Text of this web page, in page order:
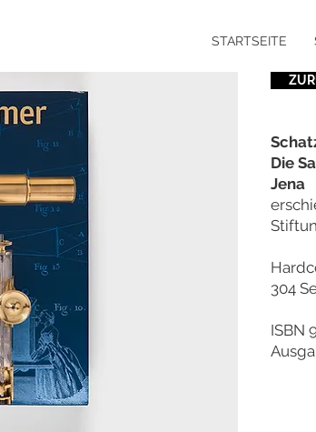
STARTSEITE
Die
Jena
304
ISBN